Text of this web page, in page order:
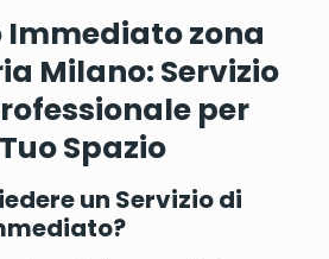
Immediato zona
Milano: Servizio
per
Spazio
un Servizio di